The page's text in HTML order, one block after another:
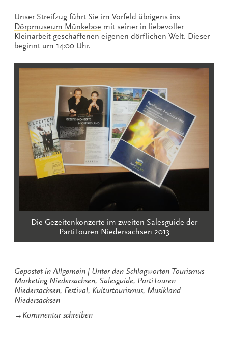
Unser Streifzug führt Sie im Vorfeld übrigens ins
Dörpmuseum Münkeboe mit seiner in liebevoller
Kleinarbeit geschaffenen eigenen dörflichen Welt. Dieser
beginnt um 14:00 Uhr.
Die Gezeitenkonzerte im zweiten Salesguide der
PartiTouren Niedersachsen 2013
Gepostet in Allgemein Unter den Schlagworten Tourismus
Marketing Niedersachsen, Salesguide, PartiTouren
Niedersachsen, Festival, Kulturtourismus, Musikland
Niedersachsen
→ Kommentar schreibenzu